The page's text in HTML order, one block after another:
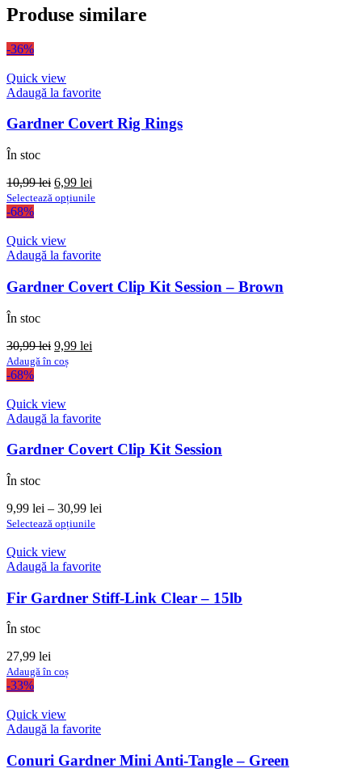
Produse similare
-36%
Quick view
Adaugă la favorite
Gardner Covert Rig Rings
În stoc
10,99lei Prețul
inițial
10,99 lei.
6,99 lei
curent
Selectează opțiunileAcest
multe
Opțiunile
pot
-68%
Quick view
Adaugă la favorite
Gardner Covert Clip Kit Session – Brown
În stoc
30,99lei Prețul
inițial
30,99 lei.
9,99 lei
Adaugă în coș
-68%
Quick view
Adaugă la favorite
Gardner Covert Clip Kit Session
În stoc
9,99 lei – 30,99 lei
30,99 lei
Selectează opțiunileAcest
mai
variații.
Opțiunile
Quick view
Adaugă la favorite
Fir Gardner Stiff-Link Clear – 15lb
În stoc
27,99 lei
Adaugă în coș
-33%
Quick view
Adaugă la favorite
Conuri Gardner Mini Anti-Tangle – Green